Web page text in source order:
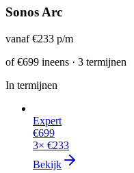
Sonos Arc
vanaf€233 p/m
of€699 ineens · 3 termijnen
In termijnen
Expert
€699
3× €233
Bekijk